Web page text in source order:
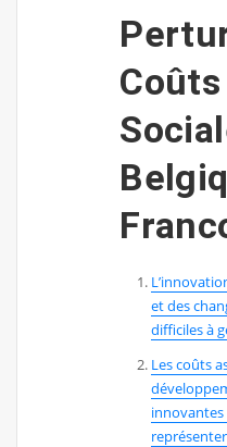
et des
difficiles à
Les coûts